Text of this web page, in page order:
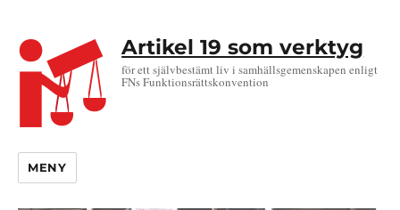
Artikel 19 som verktyg
för ett självbestämt liv i samhällsgemenskapen enligt
FNs Funktionsrättskonvention
MENY